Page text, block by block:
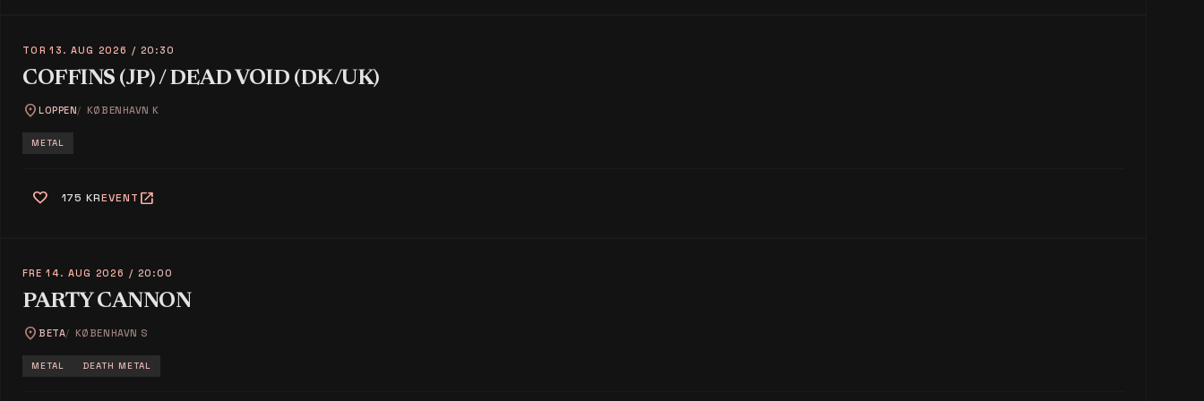
TOR 13. AUG 2026 / 20:30
COFFINS (JP) / DEAD VOID (DK/UK)
location_on LOPPEN KØBENHAVN K
METAL
favorite 175 KREVENT open_in_new
FRE 14. AUG 2026 / 20:00
PARTY CANNON
location_on BETA KØBENHAVN S
METAL DEATH METAL